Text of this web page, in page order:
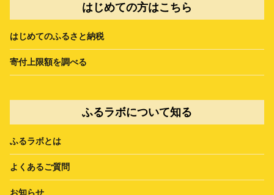
はじめての方はこちら
はじめてのふるさと納税
寄付上限額を調べる
ふるラボについて知る
ふるラボとは
よくあるご質問
お知らせ